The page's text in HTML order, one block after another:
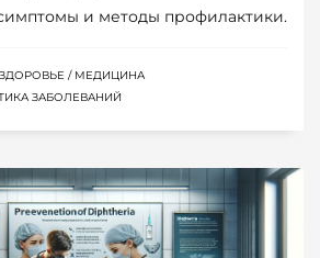
и методы профилактики.
ЗДОРОВЬЕ / МЕДИЦИНА
ЗАБОЛЕВАНИЙ